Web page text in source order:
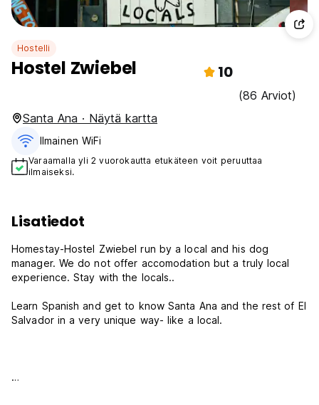
Hostelli
Hostel Zwiebel 10
(86 Arviot)
Santa Ana · Näytä kartta
Ilmainen WiFi
Varaamalla yli 2 vuorokautta etukäteen voit peruuttaa
ilmaiseksi.
Lisatiedot
Homestay-Hostel Zwiebel run by a local and his dog
manager. We do not offer accomodation but a truly local
experience. Stay with the locals..
Learn Spanish and get to know Santa Ana and the rest of El
Salvador in a very unique way- like a local.